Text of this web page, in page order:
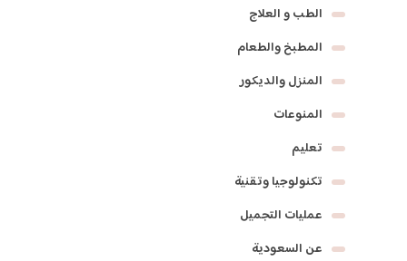
الطب و العلاج
المطبخ والطعام
المنزل والديكور
المنوعات
تعليم
تكنولوجيا وتقنية
عمليات التجميل
عن السعودية